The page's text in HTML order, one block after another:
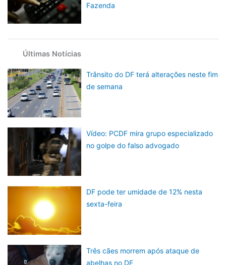
Fazenda
Últimas Notícias
Trânsito do DF terá alterações neste fim
de semana
Vídeo: PCDF mira grupo especializado
no golpe do falso advogado
DF pode ter umidade de 12% nesta
sexta-feira
Três cães morrem após ataque de
abelhas no DF